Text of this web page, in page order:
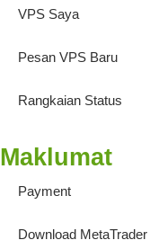
VPS Saya
Pesan VPS Baru
Rangkaian Status
Maklumat
Payment
Download MetaTrader